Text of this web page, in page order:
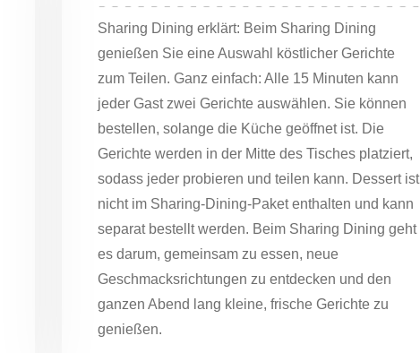
Sharing Dining erklärt: Beim Sharing Dining
genießen Sie eine Auswahl köstlicher Gerichte
zum Teilen. Ganz einfach: Alle 15 Minuten kann
jeder Gast zwei Gerichte auswählen. Sie können
bestellen, solange die Küche geöffnet ist. Die
Gerichte werden in der Mitte des Tisches platziert,
sodass jeder probieren und teilen kann. Dessert ist
nicht im Sharing-Dining-Paket enthalten und kann
separat bestellt werden. Beim Sharing Dining geht
es darum, gemeinsam zu essen, neue
Geschmacksrichtungen zu entdecken und den
ganzen Abend lang kleine, frische Gerichte zu
genießen.